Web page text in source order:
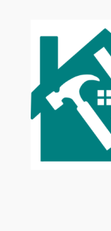
conteúdo